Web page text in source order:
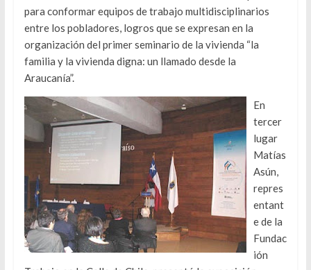
para conformar equipos de trabajo multidisciplinarios
entre los pobladores, logros que se expresan en la
organización del primer seminario de la vivienda “la
familia y la vivienda digna: un llamado desde la
Araucanía”.
En
tercer
lugar
Matías
Asún,
repres
entant
e de la
Fundac
ión